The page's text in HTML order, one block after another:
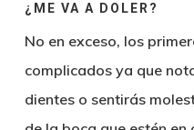
¿ME VA A DOLER?
No en exceso, los
complicados ya que
dientes o sentirás